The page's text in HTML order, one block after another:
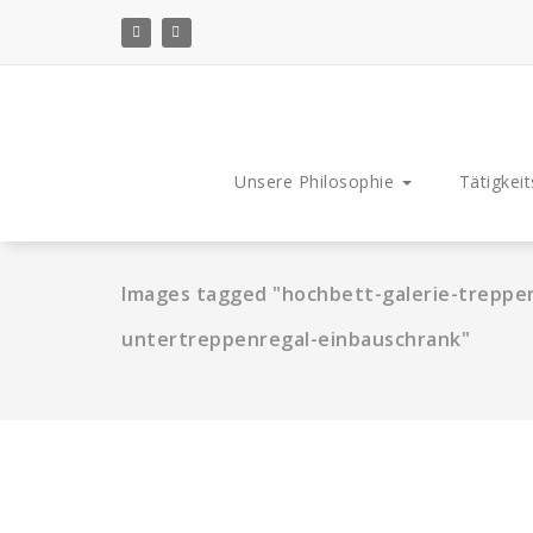
springen
Unsere Philosophie
Images tagged "hochbett-galerie-
untertreppenregal-einbauschrank"